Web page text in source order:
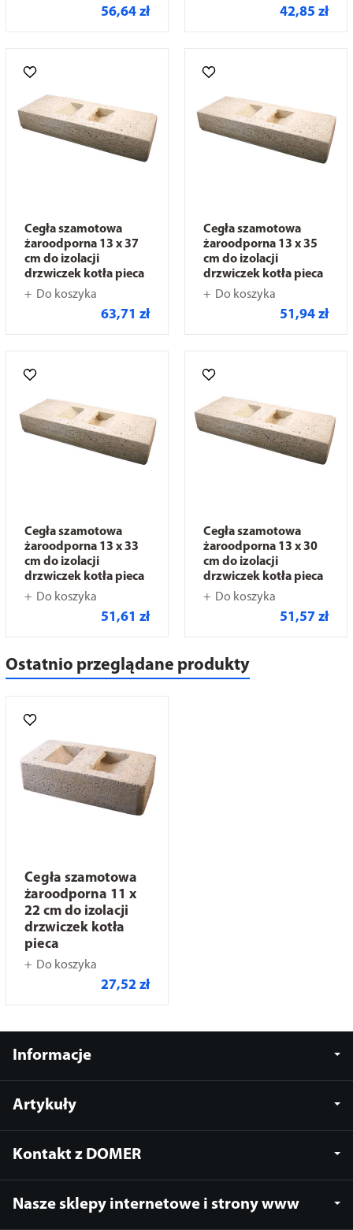
56,64 zł 42,85 zł
Cegła szamotowa
żaroodporna 13 x 37
cm do izolacji
drzwiczek kotła pieca
Do koszyka
63,71 zł
Cegła szamotowa
żaroodporna 13 x 35
cm do izolacji
drzwiczek kotła pieca
Do koszyka
51,94 zł
Cegła szamotowa
żaroodporna 13 x 33
cm do izolacji
drzwiczek kotła pieca
Do koszyka
51,61 zł
Cegła szamotowa
żaroodporna 13 x 30
cm do izolacji
drzwiczek kotła pieca
Do koszyka
51,57 zł
Ostatnio przeglądane produkty
Cegła szamotowa
żaroodporna 11 x
22 cm do izolacji
drzwiczek kotła
pieca
Do koszyka
27,52 zł
Informacje
Artykuły
Kontakt z DOMER
Nasze sklepy internetowe i strony www